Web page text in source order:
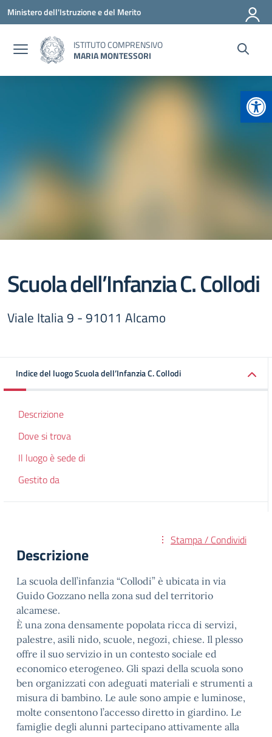
Vai ai contenuti
Vai al menu di navigazione
Vai al footer
Ministero dell'Istruzione e del Merito
ISTITUTO COMPRENSIVO
MARIA MONTESSORI
Scuola dell’Infanzia C. Collodi
Viale Italia 9 - 91011 Alcamo
Indice del luogo Scuola dell’Infanzia C. Collodi
Descrizione
Dove si trova
Il luogo è sede di
Gestito da
Stampa / Condividi
Descrizione
La scuola dell’infanzia “Collodi” è ubicata in via
Guido Gozzano nella zona sud del territorio
alcamese.
È una zona densamente popolata ricca di servizi,
palestre, asili nido, scuole, negozi, chiese. Il plesso
offre il suo servizio in un contesto sociale ed
economico eterogeneo. Gli spazi della scuola sono
ben organizzati con adeguati materiali e strumenti a
misura di bambino. Le aule sono ampie e luminose,
molte consentono l’accesso diretto in giardino. Le
famiglie degli alunni partecipano attivamente alla